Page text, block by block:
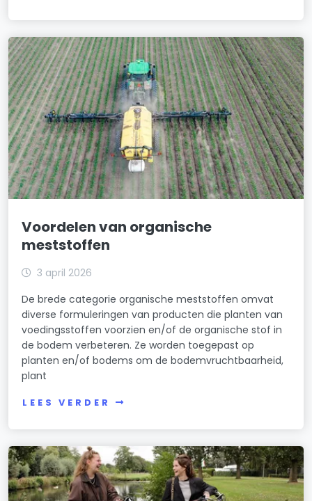
Voordelen van organische
meststoffen
3 april 2026
De brede categorie organische meststoffen omvat
diverse formuleringen van producten die planten van
voedingsstoffen voorzien en/of de organische stof in
de bodem verbeteren. Ze worden toegepast op
planten en/of bodems om de bodemvruchtbaarheid,
plant
LEES VERDER